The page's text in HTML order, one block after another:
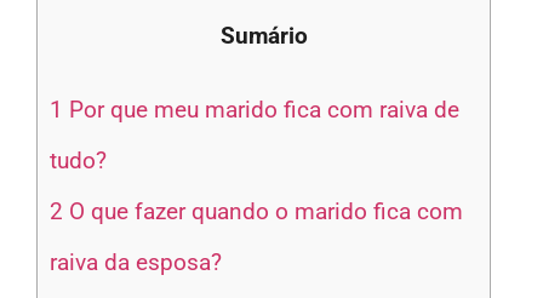
Sumário
1 Por que meu marido fica com raiva de
tudo?
2 O que fazer quando o marido fica com
raiva da esposa?